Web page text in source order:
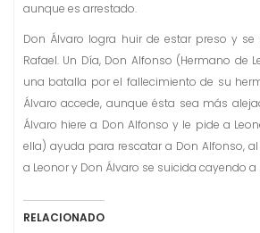
aunque es arrestado.
Don Álvaro logra huir de estar preso y se
Rafael. Un Día, Don Alfonso (Hermano de
una batalla por el fallecimiento de su
Álvaro accede, aunque ésta sea más
Álvaro hiere a Don Alfonso y le pide a
ella) ayuda para rescatar a Don Alfonso,
a Leonor y Don Álvaro se suicida cayendo a
RELACIONADO